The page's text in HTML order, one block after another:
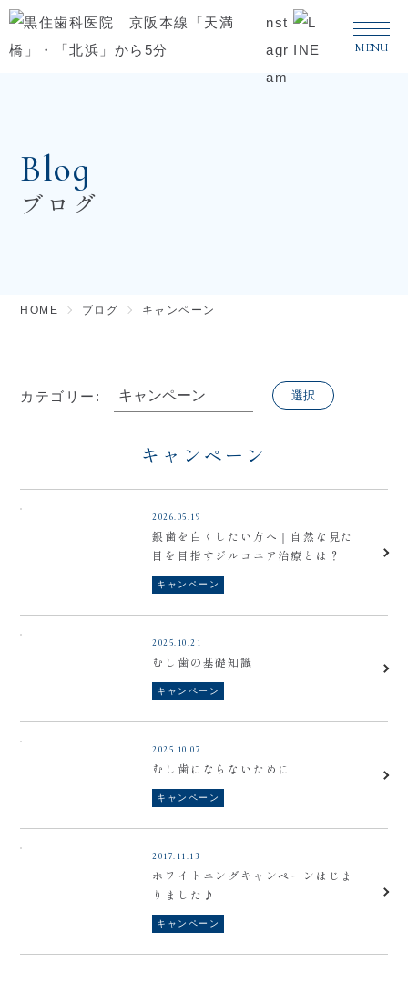
MENUメ
Blog
ブログ
HOME ブログ キャンペーン
カテゴリー: 選択
キャンペーン
2026.05.19
銀歯を白くしたい方へ｜自然な見た
目を目指すジルコニア治療とは？
キャンペーン
2025.10.21
むし歯の基礎知識
キャンペーン
2025.10.07
むし歯にならないために
キャンペーン
2017.11.13
ホワイトニングキャンペーンはじま
りました♪
キャンペーン